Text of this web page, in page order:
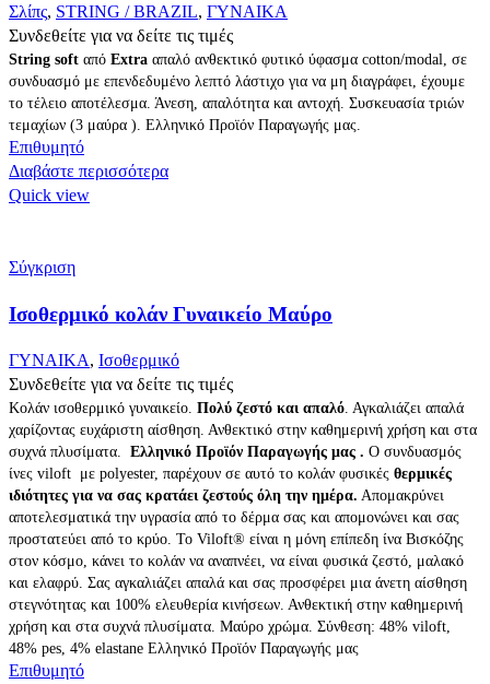
Σλίπς, STRING / BRAZIL, ΓΥΝΑΙΚΑ
Συνδεθείτε για να δείτε τις τιμές
String soft από Extra απαλό ανθεκτικό φυτικό ύφασμα cotton/modal, σε
συνδυασμό με επενδεδυμένο λεπτό λάστιχο για να μη διαγράφει, έχουμε
το τέλειο αποτέλεσμα. Άνεση, απαλότητα και αντοχή. Συσκευασία τριών
τεμαχίων (3 μαύρα ). Ελληνικό Προϊόν Παραγωγής μας.
Επιθυμητό
Διαβάστε περισσότερα
Quick view
Σύγκριση
Ισοθερμικό κολάν Γυναικείο Μαύρο
ΓΥΝΑΙΚΑ, Ισοθερμικό
Συνδεθείτε για να δείτε τις τιμές
Κολάν ισοθερμικό γυναικείο. Πολύ ζεστό και απαλό. Αγκαλιάζει απαλά
χαρίζοντας ευχάριστη αίσθηση. Ανθεκτικό στην καθημερινή χρήση και στα
συχνά πλυσίματα. Ελληνικό Προϊόν Παραγωγής μας . Ο συνδυασμός
ίνες viloft με polyester, παρέχουν σε αυτό το κολάν φυσικές θερμικές
ιδιότητες για να σας κρατάει ζεστούς όλη την ημέρα. Απομακρύνει
αποτελεσματικά την υγρασία από το δέρμα σας και απομονώνει και σας
προστατεύει από το κρύο. Το Viloft® είναι η μόνη επίπεδη ίνα Βισκόζης
στον κόσμο, κάνει το κολάν να αναπνέει, να είναι φυσικά ζεστό, μαλακό
και ελαφρύ. Σας αγκαλιάζει απαλά και σας προσφέρει μια άνετη αίσθηση
στεγνότητας και 100% ελευθερία κινήσεων. Ανθεκτική στην καθημερινή
χρήση και στα συχνά πλυσίματα. Μαύρο χρώμα. Σύνθεση: 48% viloft,
48% pes, 4% elastane Ελληνικό Προϊόν Παραγωγής μας
Επιθυμητό